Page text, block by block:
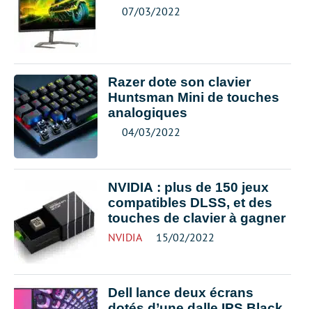
07/03/2022
Razer dote son clavier
Huntsman Mini de touches
analogiques
04/03/2022
NVIDIA : plus de 150 jeux
compatibles DLSS, et des
touches de clavier à gagner
NVIDIA 15/02/2022
Dell lance deux écrans